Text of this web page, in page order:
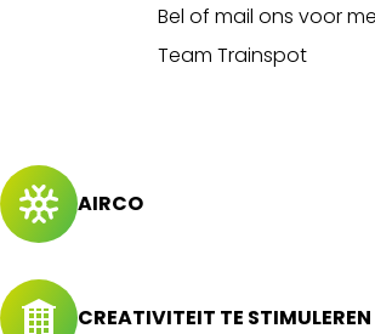
Bel of mail ons voor
Team Trainspot
AIRCO
CREATIVITEIT TE STIMULEREN